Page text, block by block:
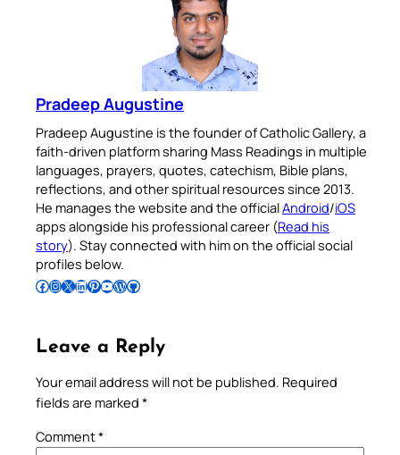
Pradeep Augustine
Pradeep Augustine is the founder of Catholic Gallery, a
faith-driven platform sharing Mass Readings in multiple
languages, prayers, quotes, catechism, Bible plans,
reflections, and other spiritual resources since 2013.
He manages the website and the officialAndroid/iOS
apps alongside his professional career (Read his
story). Stay connected with him on the official social
profiles below.
Follow Pradeep on Facebook Follow Pradeep on InstagramFollow Pradeep on X Follow Pradeep on LinkedIn Follow Pradeep on Pinterest Subscribe to Pradeep’s Youtube Channel Follow Pradeep on WordPress Follow Pradeep on GitHub
Leave a Reply
Your email address will not be published. Required
fields are marked *
Comment*